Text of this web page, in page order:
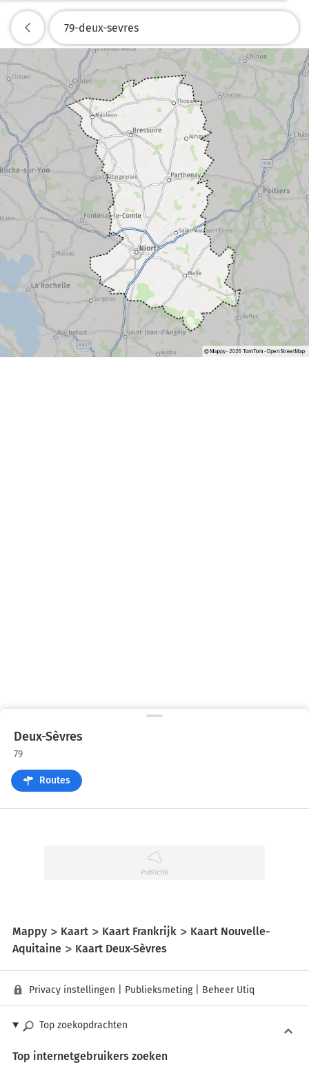
Deux-Sèvres
79
Routes
Mappy Kaart Kaart Frankrijk
Kaart Nouvelle-
Aquitaine
Kaart Deux-Sèvres
Privacy instellingen Publieksmeting| Beheer Utiq
Top zoekopdrachten
Top internetgebruikers zoeken